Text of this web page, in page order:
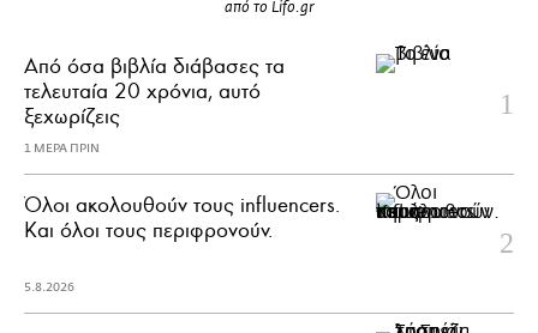
από το Lifo.gr
Από όσα βιβλία διάβασες τα
τελευταία 20 χρόνια, αυτό
ξεχωρίζεις
1 ΜΕΡΑ ΠΡΙΝ
Όλοι ακολουθούν τους influencers.
Και όλοι τους περιφρονούν.
5.8.2026